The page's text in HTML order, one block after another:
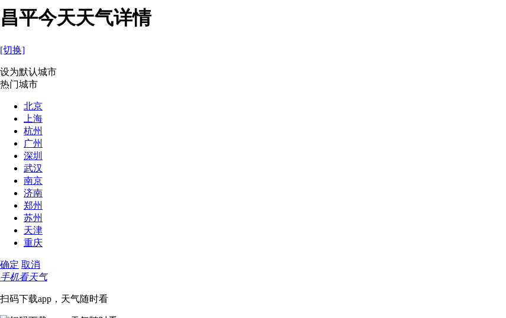
昌平今天天气详情
[切换]
设为默认城市
热门城市
北京
上海
杭州
广州
深圳
武汉
南京
济南
郑州
苏州
天津
重庆
确定 取消
手机看天气
扫码下载app，天气随时看